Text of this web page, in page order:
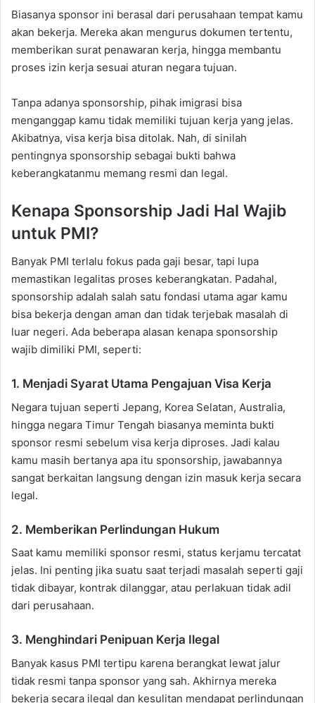
Biasanya sponsor ini berasal dari perusahaan tempat kamu
akan bekerja. Mereka akan mengurus dokumen tertentu,
memberikan surat penawaran kerja, hingga membantu
proses izin kerja sesuai aturan negara tujuan.
Tanpa adanya sponsorship, pihak imigrasi bisa
menganggap kamu tidak memiliki tujuan kerja yang jelas.
Akibatnya, visa kerja bisa ditolak. Nah, di sinilah
pentingnya sponsorship sebagai bukti bahwa
keberangkatanmu memang resmi dan legal.
Kenapa Sponsorship Jadi Hal Wajib
untuk PMI?
Banyak PMI terlalu fokus pada gaji besar, tapi lupa
memastikan legalitas proses keberangkatan. Padahal,
sponsorship adalah salah satu fondasi utama agar kamu
bisa bekerja dengan aman dan tidak terjebak masalah di
luar negeri. Ada beberapa alasan kenapa sponsorship
wajib dimiliki PMI, seperti:
1. Menjadi Syarat Utama Pengajuan Visa Kerja
Negara tujuan seperti Jepang, Korea Selatan, Australia,
hingga negara Timur Tengah biasanya meminta bukti
sponsor resmi sebelum visa kerja diproses. Jadi kalau
kamu masih bertanya apa itu sponsorship, jawabannya
sangat berkaitan langsung dengan izin masuk kerja secara
legal.
2. Memberikan Perlindungan Hukum
Saat kamu memiliki sponsor resmi, status kerjamu tercatat
jelas. Ini penting jika suatu saat terjadi masalah seperti gaji
tidak dibayar, kontrak dilanggar, atau perlakuan tidak adil
dari perusahaan.
3. Menghindari Penipuan Kerja Ilegal
Banyak kasus PMI tertipu karena berangkat lewat jalur
tidak resmi tanpa sponsor yang sah. Akhirnya mereka
bekerja secara ilegal dan kesulitan mendapat perlindungan